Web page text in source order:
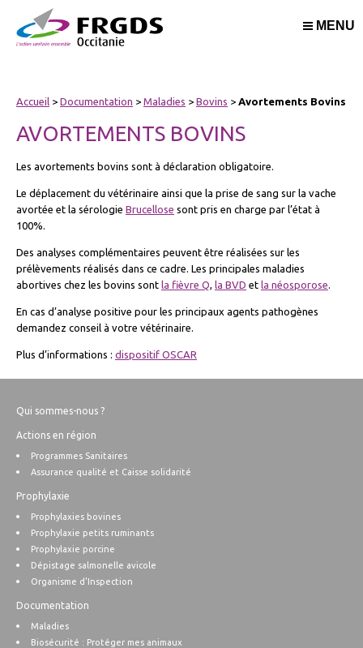
MENU
Accueil > Documentation > Maladies > Bovins > Avortements Bovins
AVORTEMENTS BOVINS
Les avortements bovins sont à déclaration obligatoire.
Le déplacement du vétérinaire ainsi que la prise de sang sur la vache
avortée et la sérologie Brucellose sont pris en charge par l’état à
100%.
Des analyses complémentaires peuvent être réalisées sur les
prélèvements réalisés dans ce cadre. Les principales maladies
abortives chez les bovins sont la fièvre Q, la BVD et la néosporose.
En cas d’analyse positive pour les principaux agents pathogènes
demandez conseil à votre vétérinaire.
Plus d’informations : dispositif OSCAR
Qui sommes-nous ?
Actions en région
Programmes Sanitaires
Assurance qualité et Caisse solidarité
Prophylaxie
Prophylaxies bovines
Prophylaxie petits ruminants
Prophylaxie porcine
Dépistage salmonelle avicole
Organisme d’Inspection
Documentation
Maladies
Biosécurité : Protéger mes animaux